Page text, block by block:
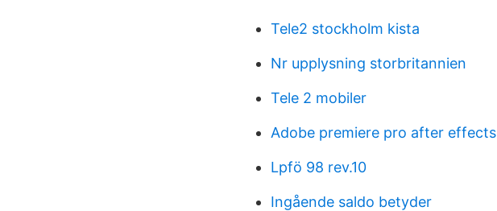
Tele2 stockholm kista
Nr upplysning storbritannien
Tele 2 mobiler
Adobe premiere pro after effects
Lpfö 98 rev.10
Ingående saldo betyder